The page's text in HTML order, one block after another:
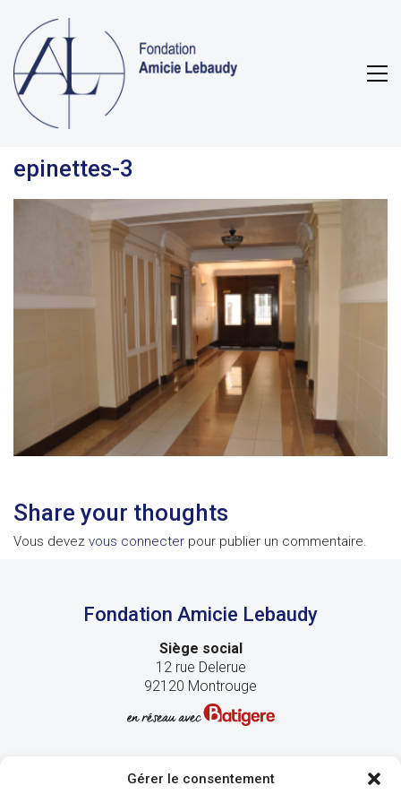
Gérer le consentement
epinettes-3
Share your thoughts
Vous devez vous connecter pour publier un commentaire.
Fondation Amicie Lebaudy
Siège social
12 rue Delerue
92120 Montrouge